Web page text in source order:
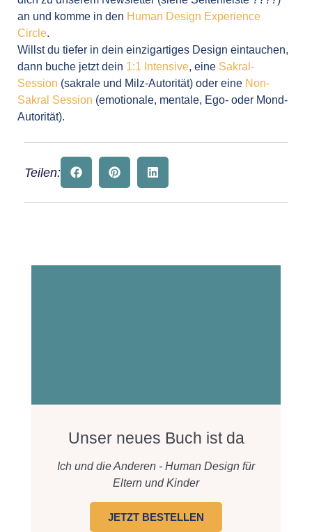
an und komme in den Human Design Experience
Circle.
Willst du tiefer in dein einzigartiges Design eintauchen,
dann buche jetzt dein 1:1 Intensive, eine Sakral-
Session (sakrale und Milz-Autorität) oder eine Non-
Sakral Session (emotionale, mentale, Ego- oder Mond-
Autorität).
Teilen:
Unser neues Buch ist da
Ich und die Anderen - Human Design für
Eltern und Kinder
JETZT BESTELLEN